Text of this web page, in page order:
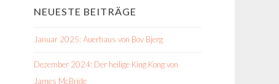
NEUESTE BEITRÄGE
Januar 2025: Auerhaus von Bov Bjerg
Dezember 2024: Der heilige King Kong von
James McBride